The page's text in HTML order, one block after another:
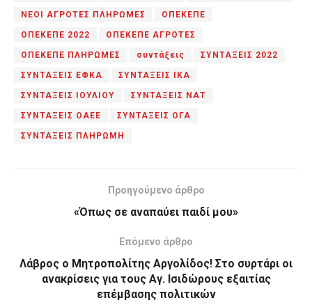
ΝΕΟΙ ΑΓΡΟΤΕΣ ΠΛΗΡΩΜΕΣ ΟΠΕΚΕΠΕ
ΟΠΕΚΕΠΕ 2022 ΟΠΕΚΕΠΕ ΑΓΡΟΤΕΣ
ΟΠΕΚΕΠΕ ΠΛΗΡΩΜΕΣ συντάξεις ΣΥΝΤΑΞΕΙΣ 2022
ΣΥΝΤΑΞΕΙΣ ΕΦΚΑ ΣΥΝΤΑΞΕΙΣ ΙΚΑ
ΣΥΝΤΑΞΕΙΣ ΙΟΥΛΙΟΥ ΣΥΝΤΑΞΕΙΣ ΝΑΤ
ΣΥΝΤΑΞΕΙΣ ΟΑΕΕ ΣΥΝΤΑΞΕΙΣ ΟΓΑ
ΣΥΝΤΑΞΕΙΣ ΠΛΗΡΩΜΗ
Προηγούμενο άρθρο
«Όπως σε αναπαύει παιδί μου»
Επόμενο άρθρο
Λάβρος ο Μητροπολίτης Αργολίδος! Στο συρτάρι οι
ανακρίσεις για τους Αγ. Ισιδώρους εξαιτίας
επέμβασης πολιτικών